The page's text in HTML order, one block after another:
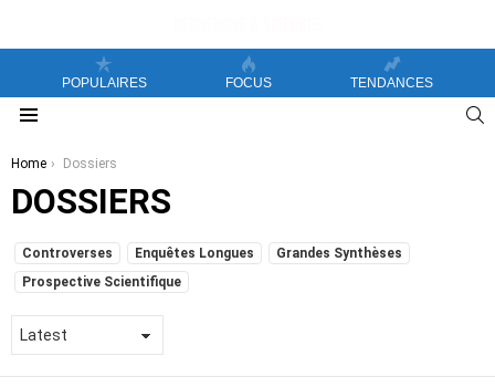
POPULAIRES FOCUS TENDANCES
You are here:
Home Dossiers
DOSSIERS
SUBTERMS
Controverses Enquêtes Longues
Grandes Synthèses
Prospective Scientifique